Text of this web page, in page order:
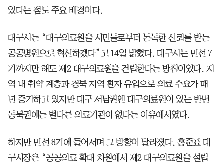
있다는 점도 주요 배경이다.
대구시는 “대구의료원을 시민들로부터 돈독한 신뢰를 받는
공공병원으로 혁신하겠다”고 14일 밝혔다. 대구시는 민선 7
기까지만 해도 제2 대구의료원을 건립한다는 방침이었다. 지
역 내 취약 계층과 경북 지역 환자 유입으로 의료 수요가 매
년 증가하고 있지만 대구 서남권엔 대구의료원이 있는 반면
동북권에는 별다른 의료기관이 없다는 이유에서였다.
하지만 민선 8기에 들어서며 그 방향이 달라졌다. 홍준표 대
구시장은 “공공의료 확대 차원에서 제2 대구의료원을 설립